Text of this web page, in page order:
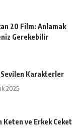
20 Film: Anlamak
Gerekebilir
Sevilen Karakterler
2025
Keten ve Erkek Ceket